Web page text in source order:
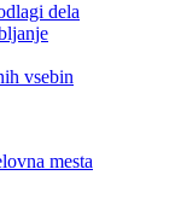
dela
vsebin
mesta